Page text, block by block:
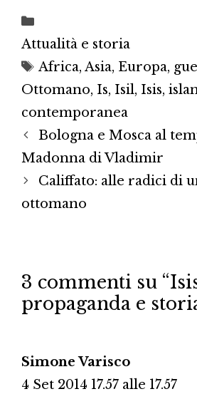
Attualità e storia
Tag
Africa, Asia, Europa,
Ottomano, Is, Isil, Isis,
contemporanea
Bologna e Mosca al
Madonna di Vladimir
Califfato: alle radici di
ottomano
3 commenti su
propaganda e
Simone Varisco
4 Set 2014 17.57 alle 17.57